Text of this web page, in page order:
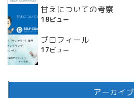
甘えについての考察
18ビュー
プロフィール
17ビュー
アーカイブ